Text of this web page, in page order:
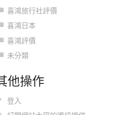
喜鴻旅行社評價
喜鴻日本
喜鴻評價
未分類
他操作
登入